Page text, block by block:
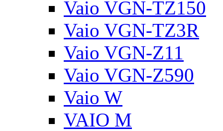
Vaio VGN-TZ150
Vaio VGN-TZ3R
Vaio VGN-Z11
Vaio VGN-Z590
Vaio W
VAIO M